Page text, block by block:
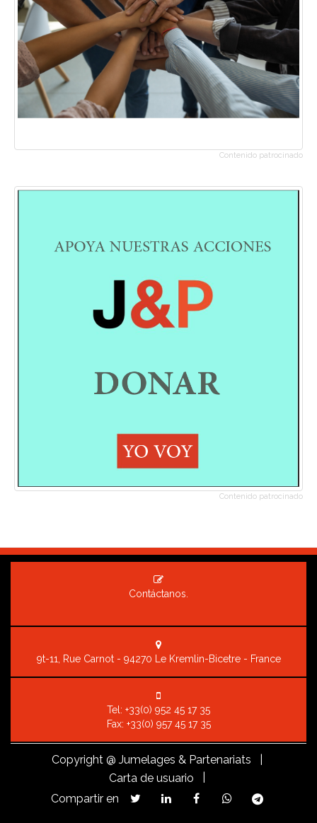
Contenido patrocinado
Contenido patrocinado
Contáctanos.
9t-11, Rue Carnot - 94270 Le Kremlin-Bicetre - France
Tel: +33(0) 952 45 17 35
Fax: +33(0) 957 45 17 35
Copyright@ Jumelages & Partenariats |
Carta de usuario
Compartir en